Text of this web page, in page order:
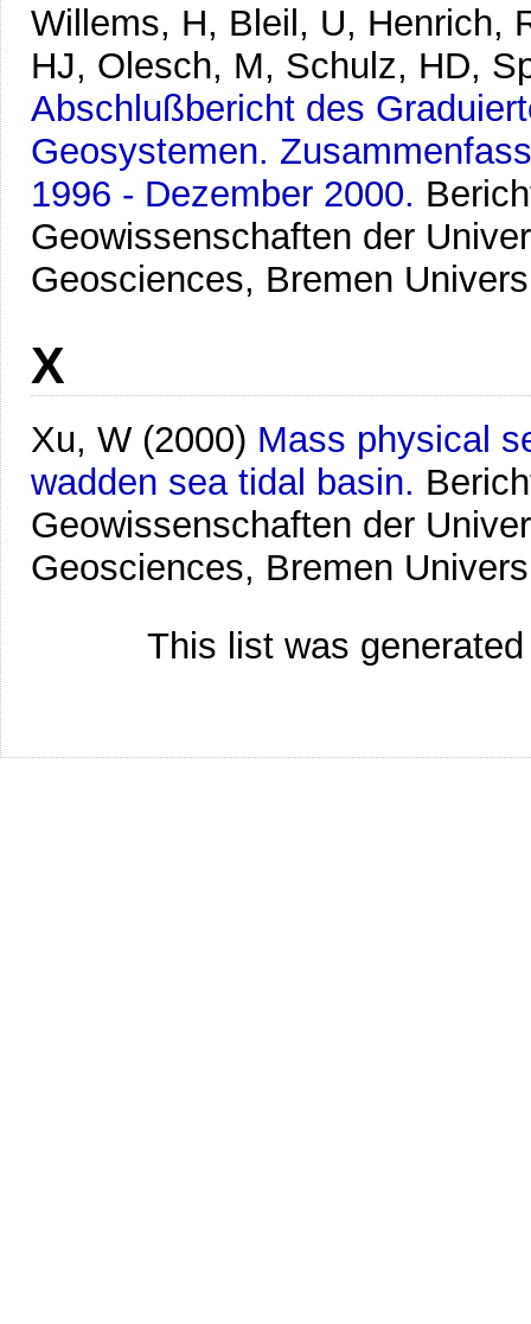
Willems, H, Bleil, U, Henrich,
HJ, Olesch, M, Schulz, HD,
Abschlußbericht des
Geosystemen.
1996 - Dezember 2000.
Geowissenschaften der
Geosciences, Bremen
X
Xu, W (2000) Mass physical
wadden sea tidal basin.
Geowissenschaften der
Geosciences, Bremen
This list was